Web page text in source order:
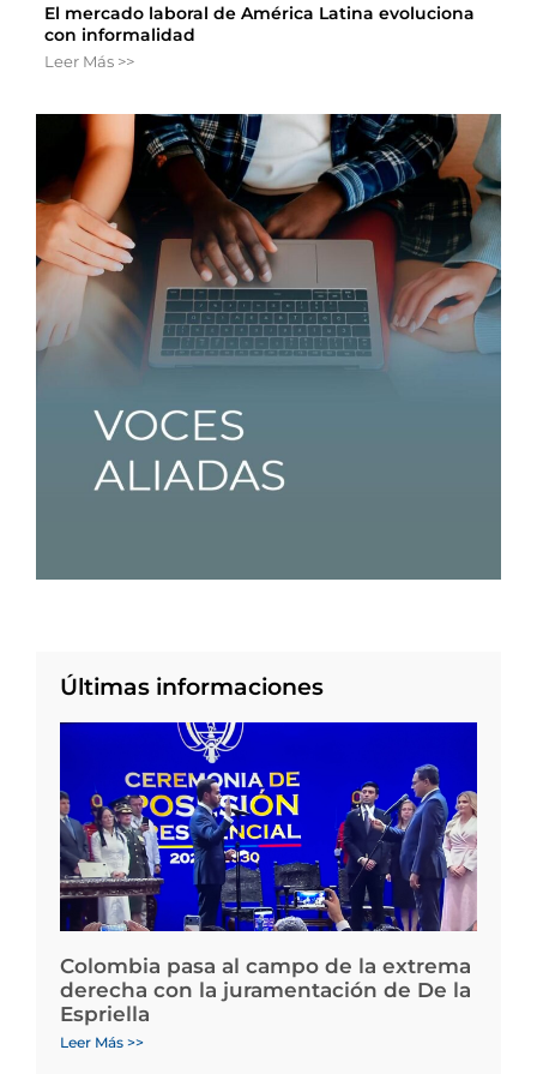
El mercado laboral de América Latina evoluciona
con informalidad
Leer Más >>
Últimas informaciones
Colombia pasa al campo de la extrema
derecha con la juramentación de De la
Espriella
Leer Más >>